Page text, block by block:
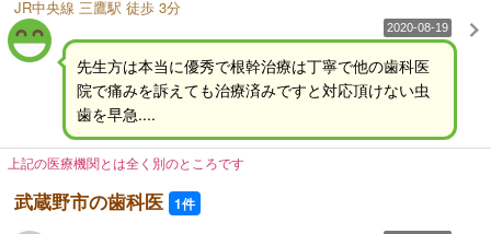
JR中央線 三鷹駅 徒歩 3分
2020-08-19
先生方は本当に優秀で根幹治療は丁寧で他の歯科医
院で痛みを訴えても治療済みですと対応頂けない虫
歯を早急....
上記の医療機関とは全く別のところです
武蔵野市の歯科医 1件